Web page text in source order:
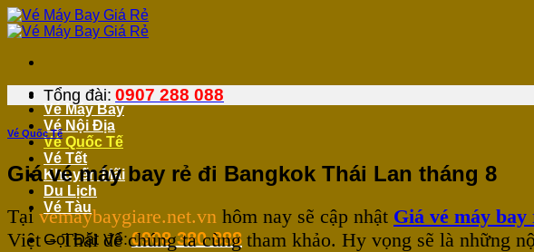
Bỏ
qua
dung
Vé Máy Bay
Vé Nội Địa
Vé Quốc Tế
Vé Tết
Khuyến Mãi
Du Lịch
Vé Tàu
Gọi Đặt Vé: 0908 380 888
Tổng đài: 0907 288 088
Vé Quốc Tế
Giá vé máy bay rẻ đi Bangkok Thái Lan tháng 8
Tại vemaybaygiare.net.vn hôm nay sẽ cập nhật Giá vé máy
Việt – Thái để chúng ta cùng tham khảo. Hy vọng sẽ là những